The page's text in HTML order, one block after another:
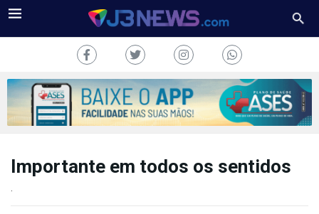
J3NEWS
Importante em todos os sentidos